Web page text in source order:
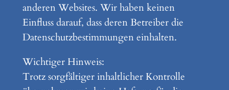
anderen Websites. Wir haben keinen
Einfluss darauf, dass deren Betreiber die
Datenschutzbestimmungen einhalten.
Wichtiger Hinweis:
Trotz sorgfältiger inhaltlicher Kontrolle